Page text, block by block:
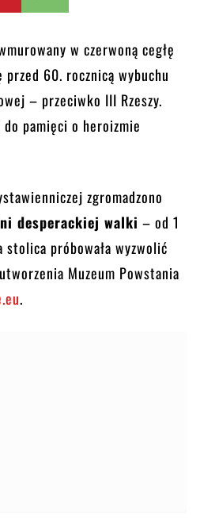
w czerwoną cegłę
60. rocznicą wybuchu
– przeciwko III Rzeszy.
pamięci o heroizmie
zgromadzono
desperackiej walki – od 1
próbowała wyzwolić
Muzeum Powstania
.